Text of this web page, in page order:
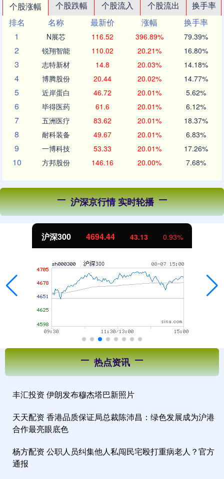
个股涨幅 个股跌幅 个股流入 个股流出
换手率
排名
名称 最新价 涨幅
换手率
1
N展芯 116.52 396.89% 79.39%
2 锐翔智能 110.02 20.21% 16.80%
3 志特新材 14.8 20.03% 14.18%
4 博腾股份 20.44 20.02% 14.77%
5 近岸蛋白 46.72 20.01% 5.62%
6 毕得医药 61.6 20.01% 6.12%
7 五洲医疗 83.62 20.01% 18.37%
8 耐科装备 49.67 20.01% 6.83%
9 一博科技 53.33 20.01% 17.26%
10 方邦股份 146.16 20.00% 7.68%
沪深京行情 实时轮播
北证50 1134.24 11.37 1.01%
热点资讯
丰汇投资 伊朗发布穆杰塔巴新照片
天天配资 香港品质保证局总裁陈沛昌：绿色发展成为沪港
合作最亮眼底色
杨方配资 公职人员纠集他人私闯民宅殴打重病老人？官方
通报